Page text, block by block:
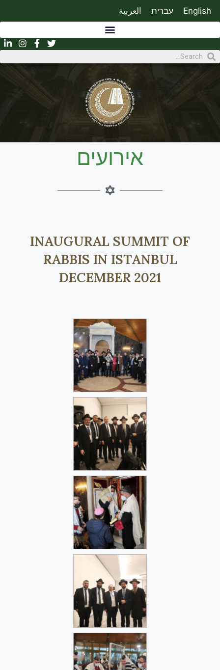
English עברית العربية
אירועים
INAUGURAL SUMMIT OF
RABBIS IN ISTANBUL
DECEMBER 2021